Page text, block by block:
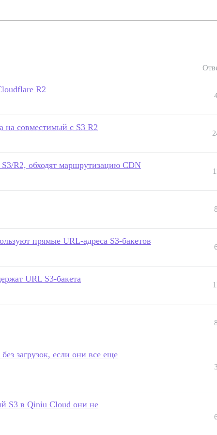
R2
на совместимый с S3 R2
S3/R2, обходят маршрутизацию CDN
прямые URL-адреса S3-бакетов
URL S3-бакета
загрузок, если они все еще
S3 в Qiniu Cloud они не